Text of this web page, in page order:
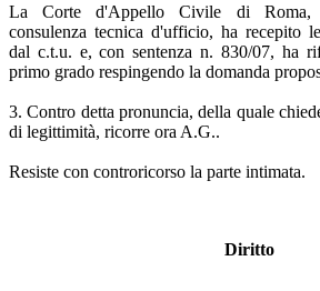
La Corte d'Appello Civile di Roma,
consulenza tecnica d'ufficio, ha recepito
dal c.t.u. e, con sentenza n. 830/07, ha
primo grado respingendo la domanda
3. Contro detta pronuncia, della quale
di legittimità, ricorre ora A.G..
Resiste con controricorso la parte intimata.
Diritto